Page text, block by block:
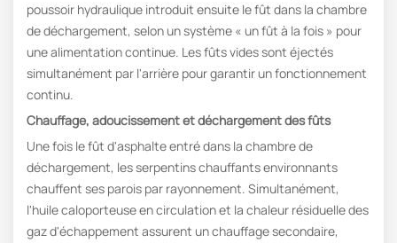
poussoir hydraulique introduit ensuite le fût dans la chambre
de déchargement, selon un système « un fût à la fois » pour
une alimentation continue. Les fûts vides sont éjectés
simultanément par l'arrière pour garantir un fonctionnement
continu.
Chauffage, adoucissement et déchargement des fûts
Une fois le fût d'asphalte entré dans la chambre de
déchargement, les serpentins chauffants environnants
chauffent ses parois par rayonnement. Simultanément,
l'huile caloporteuse en circulation et la chaleur résiduelle des
gaz d'échappement assurent un chauffage secondaire,